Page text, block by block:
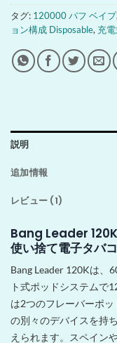
タグ: 120000 パフ ベイプ,
ョン構成 Disposable, 充
説明
追加情報
レビュー (1)
Bang Leader
使い捨て電子タバコ
Bang Leader 120Kは、
ト式ポッドシステムで
は2つのフレーバーポ
の別々のデバイスを持
えられます。スペイン